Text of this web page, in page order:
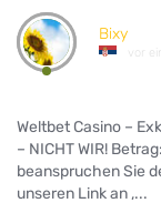
Bixy
vor
Weltbet Casino –
– NICHT WIR!
beanspruchen Sie
unseren Link an ,...